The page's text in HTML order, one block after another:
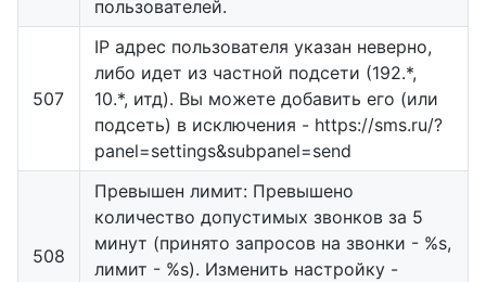
пользователей.
507
IP адрес пользователя указан неверно,
либо идет из частной подсети (192.*,
10.*, итд). Вы можете добавить его (или
подсеть) в исключения - https://sms.ru/?
panel=settings&subpanel=send
508
Превышен лимит: Превышено
количество допустимых звонков за 5
минут (принято запросов на звонки - %s,
лимит - %s). Изменить настройку -